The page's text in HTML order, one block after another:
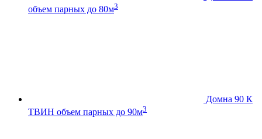
объем парных до 80м3
Домна 90 К
ТВИН объем парных до 90м3